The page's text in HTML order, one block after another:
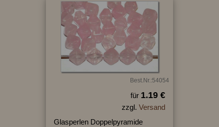
Best.Nr.:54054
für 1.19 €
zzgl. Versand
Glasperlen Doppelpyramide